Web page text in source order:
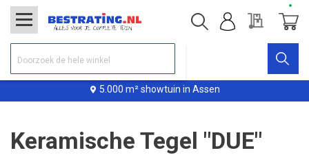
5.000 m² showtuin in Assen
Offerte
Keramische Tegel "DUE"